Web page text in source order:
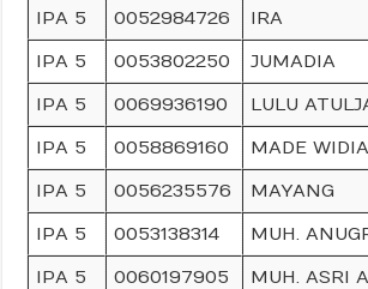
IPA 5
0052984726
IRA
IPA 5
0053802250
JUMADIA
IPA 5
0069936190
LULU
IPA 5
0058869160
MADE
IPA 5
0056235576
MAYANG
IPA 5
0053138314
MUH.
IPA 5
0060197905
MUH. ASRI